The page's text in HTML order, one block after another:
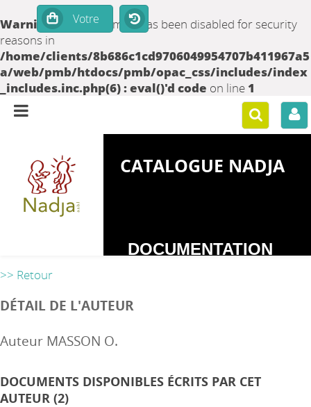
Warning: set_time_limit() has been disabled for security
reasons in
/home/clients/8b686c1cd9706049954707b411967a5
a/web/pmb/htdocs/pmb/opac_css/includes/index
_includes.inc.php(6) : eval()'d code on line 1
CATALOGUE NADJA
DOCUMENTATION
>> Retour
DÉTAIL DE L'AUTEUR
Auteur MASSON O.
DOCUMENTS DISPONIBLES ÉCRITS PAR CET
AUTEUR (2)